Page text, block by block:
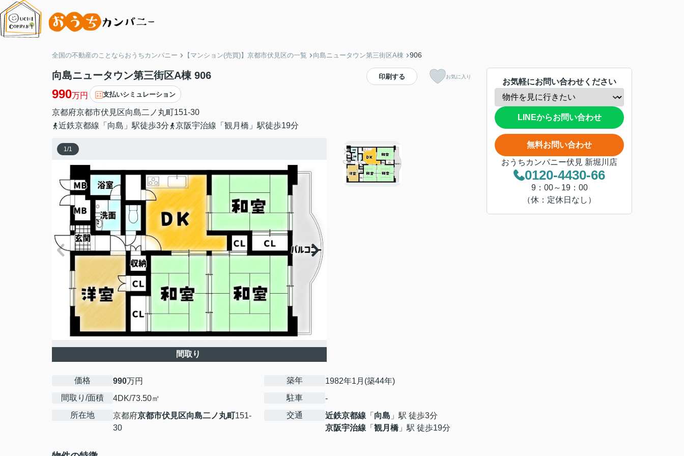
全国の不動産のことならおうちカンパニー 【マンション(売買)】京都市伏見区の一覧 向島ニュータウン第三街区A棟 906
向島ニュータウン第三街区A棟 906
990万円 支払いシミュレーション
京都府京都市伏見区向島二ノ丸町151-30
近鉄京都線「向島」駅徒歩3分
京阪宇治線「観月橋」駅徒歩19分
印刷する お気に入り
1/1
間取り
価格 990万円
間取り/面積
4DK/73.50㎡
所在地
京都府京都市伏見区向島二ノ丸町151-
30
築年
1982年1月(築44年)
駐車
-
交通
近鉄京都線 「 向島 」駅 徒歩3分
京阪宇治線 「 観月橋」駅 徒歩19分
お気軽にお問い合わせください
LINEからお問い合わせ
無料お問い合わせ
おうちカンパニー伏見 新堀川店
0120-4430-66
9：00～19：00
（休：定休日なし）